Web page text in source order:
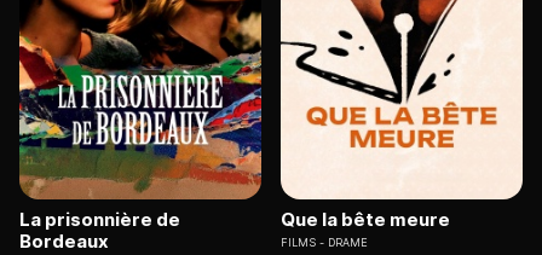
La prisonnière de
Bordeaux
Que la bête meure
FILMS DRAME